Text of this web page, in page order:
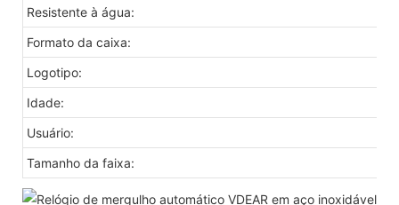
Resistente à água:
Formato da caixa:
Logotipo:
Idade:
Usuário:
Tamanho da faixa: